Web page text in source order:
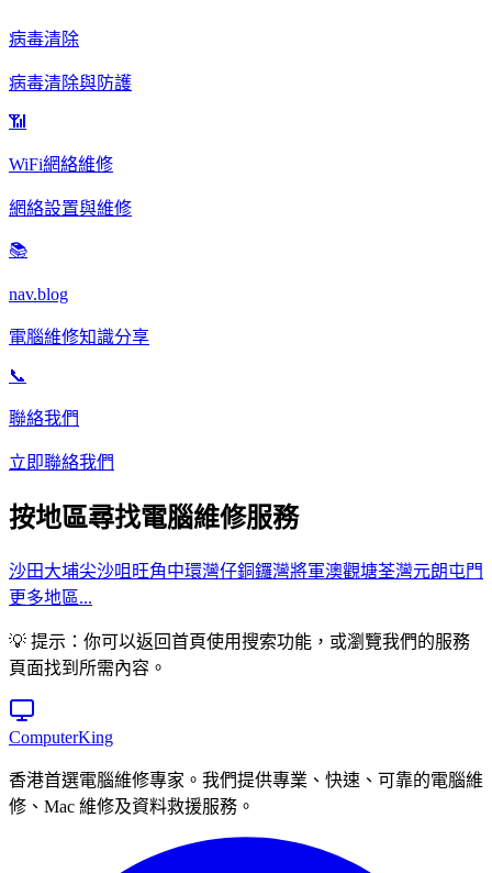
病毒清除
病毒清除與防護
📶
WiFi網絡維修
網絡設置與維修
📚
nav.blog
電腦維修知識分享
📞
聯絡我們
立即聯絡我們
按地區尋找電腦維修服務
沙田大埔尖沙咀 旺角中環灣仔銅鑼灣將軍澳觀塘荃灣元朗屯門
更多地區...
💡 提示：你可以返回首頁使用搜索功能，或瀏覽我們的服務
頁面找到所需內容。
ComputerKing
香港首選電腦維修專家。我們提供專業、快速、可靠的電腦維
修、Mac 維修及資料救援服務。